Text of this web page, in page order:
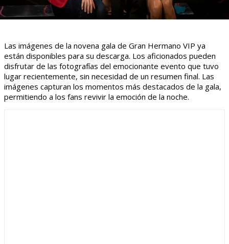
Las imágenes de la novena gala de Gran Hermano VIP ya
están disponibles para su descarga. Los aficionados pueden
disfrutar de las fotografías del emocionante evento que tuvo
lugar recientemente, sin necesidad de un resumen final. Las
imágenes capturan los momentos más destacados de la gala,
permitiendo a los fans revivir la emoción de la noche.